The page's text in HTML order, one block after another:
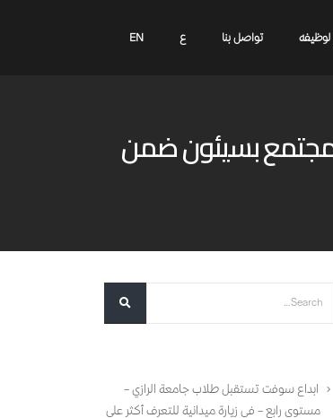
لوظيفه تواصل بنا ع EN
بسيئون ضمن
ابداع سوفت تستقبل طلاب جامعة الرازي –
مستوى رابع – في زيارة ميدانية للتعرف أكثر على